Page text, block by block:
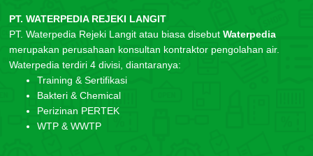
PT. WATERPEDIA REJEKI LANGIT
PT. Waterpedia Rejeki Langit atau biasa disebut Waterpedia
merupakan perusahaan konsultan kontraktor pengolahan air.
Waterpedia terdiri 4 divisi, diantaranya:
Training & Sertifikasi
Bakteri & Chemical
Perizinan PERTEK
WTP & WWTP